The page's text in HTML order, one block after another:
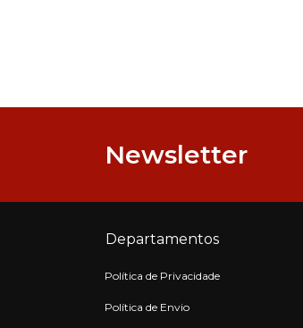
Newsletter
Departamentos
Política de Privacidade
Política de Envio